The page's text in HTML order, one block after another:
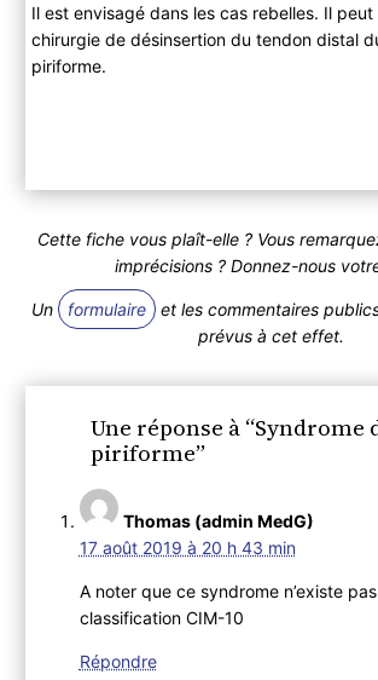
Il est envisagé dans les cas rebelles. Il peut
chirurgie de désinsertion du tendon distal
piriforme.
Cette fiche vous plaît-elle ? Vous
imprécisions ? Donnez-nous
Un formulaire
et les commentaires
prévus à cet effet.
Une réponse à “Syndrome
piriforme”
Thomas (admin MedG)
17 août 2019 à 20 h 43 min
A noter que ce syndrome n’existe
classification CIM-10
Répondre